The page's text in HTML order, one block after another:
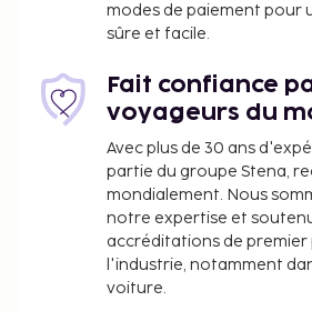
services dpendent des
allemand et turc. Les modes de
sont accepts: Euro/MasterCard
Chambre familiale (Balcon ou
avec moquette, balcon, minibar
payant) et tlvision par satellite
climatisation rglable
douche. Batiment jardin
familiale:Amnages avec
(ventuellement payant) et
modes de paiement pour
sûre et facile.
Fait confiance
voyageurs du
Avec plus de 30 ans
partie du groupe Stena,
mondialement. Nous
notre expertise et
accréditations de premier
l'industrie, notamment
voiture.